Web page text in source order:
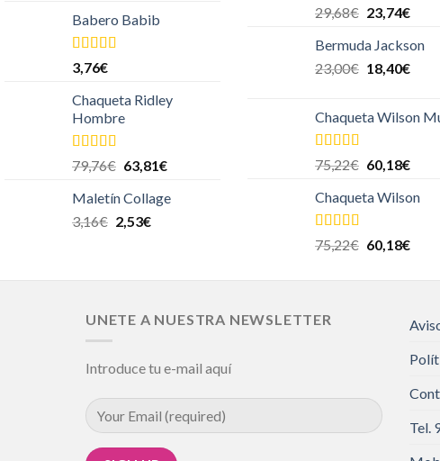
Babero Babib
Valorado
en
5
3,76€
Chaqueta Ridley
Hombre
Valorado
4.00
5
79,76€ 63,81€
Maletín Collage
3,16€ 2,53€
Valorado en
5.00
29,68€ 23,74€
Bermuda Jackson
23,00€ 18,40€
Chaqueta Wilson
Valorado en
5.00
75,22€ 60,18€
Chaqueta Wilson
Valorado en
5.00
75,22€ 60,18€
UNETE A NUESTRA NEWSLETTER
Introduce tu e-mail aquí
Tel.